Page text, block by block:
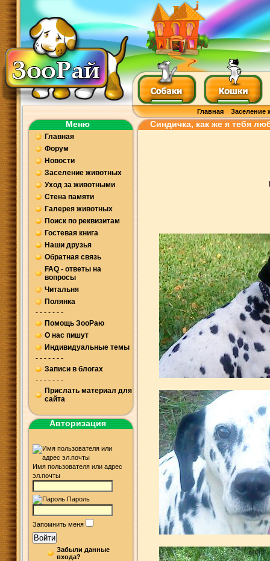
Главная Заселение
Меню
Главная
Форум
Новости
Заселение животных
Уход за животными
Стена памяти
Галерея животных
Поиск по реквизитам
Гостевая книга
Наши друзья
Обратная связь
FAQ - ответы на
вопросы
Читальня
Полянка
- - - - - - -
Помощь ЗооРаю
О нас пишут
Индивидуальные темы
- - - - - - -
Записи в блогах
- - - - - - -
Прислать материал для
сайта
Авторизация
Имя пользователя или адрес
эл.почты
Пароль
Запомнить меня
Войти
Забыли данные
входа?
Синдичка, как же я тебя